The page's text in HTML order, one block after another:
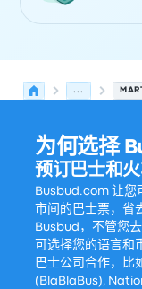
...
为何选择
预订巴士和
Busbud.com 让您
市间的巴士票，省
Busbud，不管您
可选择您的语言和
巴士公司合作，比
(BlaBlaBus),